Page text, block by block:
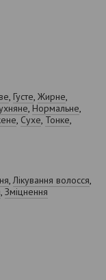
, Густе, Жирне,
, Нормальне,
, Сухе, Тонке,
,Лікування волосся,
, Зміцнення